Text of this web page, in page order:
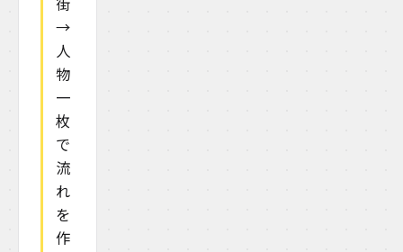
街
→
人
物
一
枚
で
流
れ
を
作